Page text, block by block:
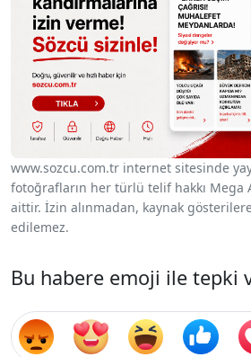
www.sozcu.com.tr internet sitesinde
fotoğrafların her türlü telif hakkı Mega
aittir. İzin alınmadan, kaynak
edilemez.
Bu habere emoji ile tepki